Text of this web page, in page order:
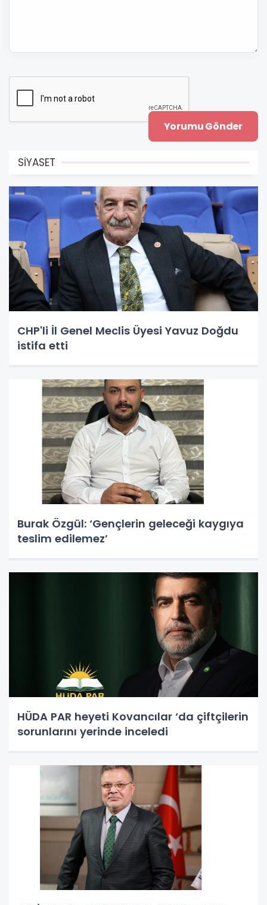
SİYASET
CHP'li İl Genel Meclis Üyesi Yavuz Doğdu
istifa etti
Burak Özgül: ‘Gençlerin geleceği kaygıya
teslim edilemez’
HÜDA PAR heyeti Kovancılar ‘da çiftçilerin
sorunlarını yerinde inceledi